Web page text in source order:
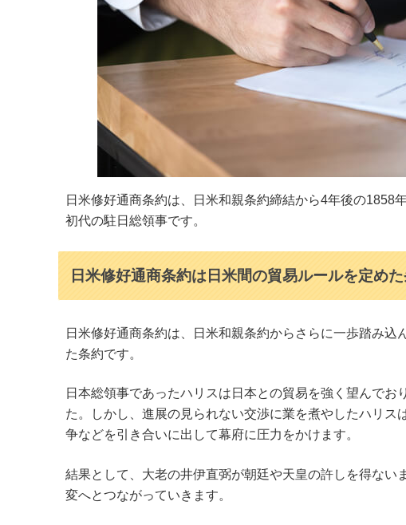
日米修好通商条約は、日米和親条約締結から4年後の1858
初代の駐日総領事です。
日米修好通商条約は日米間の貿易ルールを定め
日米修好通商条約は、日米和親条約からさらに一歩踏み
た条約です。
日本総領事であったハリスは日本との貿易を強く望んで
た。しかし、進展の見られない交渉に業を煮やしたハリ
争などを引き合いに出して幕府に圧力をかけます。
結果として、大老の井伊直弼が朝廷や天皇の許しを得な
変へとつながっていきます。